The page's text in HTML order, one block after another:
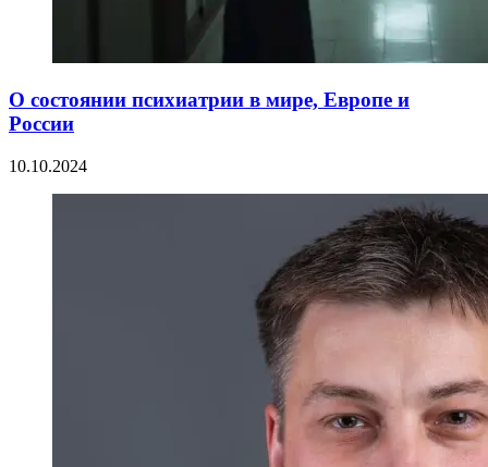
О состоянии психиатрии в мире, Европе и
России
10.10.2024